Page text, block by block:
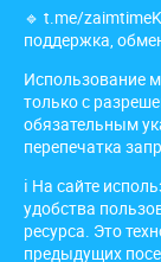
🔹 t.me/
поддержка,
Использование
только с
обязательным
перепечатка
ℹ️ На сайте
удобства
ресурса. Это
предыдущих